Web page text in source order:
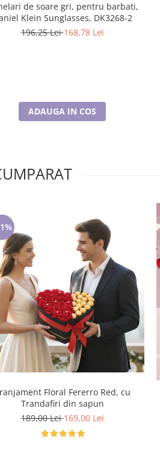
de soare gri, pentru barbati,
Klein Sunglasses, DK3268-2
196,25 Lei168,78 Lei
ADAUGA IN COS
Floral Fererro Red, cu
Trandafiri din sapun
189,00 Lei169,00 Lei